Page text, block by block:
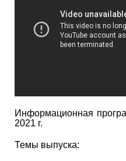
Информационная
2021 г.
Темы выпуска: